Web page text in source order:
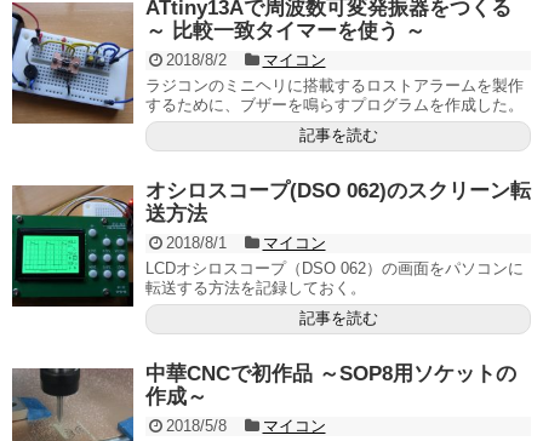
ATtiny13Aで周波数可変発振器をつくる
～ 比較一致タイマーを使う ～
2018/8/2
マイコン
ラジコンのミニヘリに搭載するロストアラームを製作
するために、ブザーを鳴らすプログラムを作成した。
記事を読む
オシロスコープ(DSO 062)のスクリーン転
送方法
2018/8/1
マイコン
LCDオシロスコープ（DSO 062）の画面をパソコンに
転送する方法を記録しておく。
記事を読む
中華CNCで初作品 ～SOP8用ソケットの
作成～
2018/5/8
マイコン